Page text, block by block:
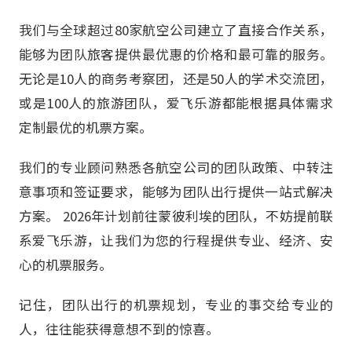
我们与全球超过80家航空公司建立了直接合作关系，
能够为团队旅客提供最优惠的价格和最可靠的服务。
无论是10人的商务考察团，还是50人的学术交流团，
或是100人的旅游团队，爱飞乐游都能根据具体需求
定制最优的机票方案。
我们的专业顾问熟悉各航空公司的团队政策、中转注
意事项和签证要求，能够为团队出行提供一站式解决
方案。 2026年计划前往蒙彼利埃的团队，不妨提前联
系爱飞乐游，让我们为您的行程提供专业、经济、安
心的机票服务。
记住，团队出行的机票规划，专业的事交给专业的
人，往往能获得意想不到的惊喜。